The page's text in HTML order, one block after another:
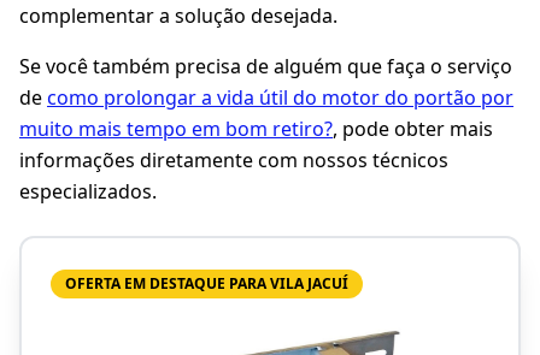
complementar a solução desejada.
Se você também precisa de alguém que faça o serviço
decomo prolongar a vida útil do motor do portão por
muito mais tempo em bom retiro?, pode obter mais
informações diretamente com nossos técnicos
especializados.
OFERTA EM DESTAQUE PARA VILA JACUÍ